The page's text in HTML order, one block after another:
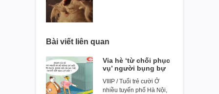
Bài viết liên quan
Vỉa hè ‘từ chối phục
vụ’ người bụng bự
VIIIP / Tuổi trẻ cười Ở
nhiều tuyến phố Hà Nội,